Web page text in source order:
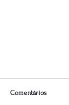
Comentários